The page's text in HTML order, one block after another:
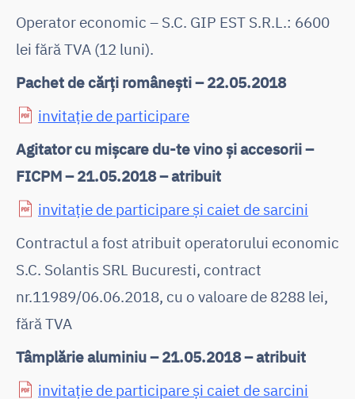
Operator economic – S.C. GIP EST S.R.L.: 6600
lei fără TVA (12 luni).
Pachet de cărți românești – 22.05.2018
invitație de participare
Agitator cu mișcare du-te vino și accesorii –
FICPM – 21.05.2018 – atribuit
invitație de participare și caiet de sarcini
Contractul a fost atribuit operatorului economic
S.C. Solantis SRL Bucuresti, contract
nr.11989/06.06.2018, cu o valoare de 8288 lei,
fără TVA
Tâmplărie aluminiu – 21.05.2018 – atribuit
invitație de participare și caiet de sarcini